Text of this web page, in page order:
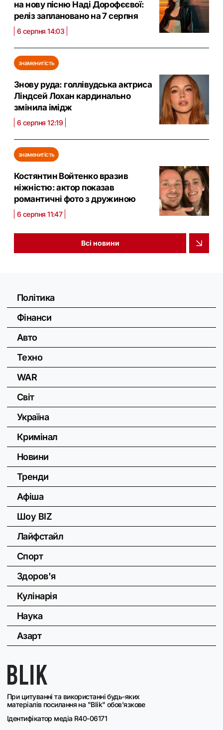
на нову пісню Наді Дорофєєвої:
реліз заплановано на 7 серпня
6 серпня 14:03
знаменитість
Знову руда: голлівудська актриса
Ліндсей Лохан кардинально
змінила імідж
6 серпня 12:19
знаменитість
Костянтин Войтенко вразив
ніжністю: актор показав
романтичні фото з дружиною
6 серпня 11:47
Всі новини
При цитуванні та використанні будь-яких
матеріалів посилання на "Blik" обов'язкове
Ідентифікатор медіа R40-06171
Політика
Фінанси
Авто
Техно
WAR
Світ
Україна
Кримінал
Новини
Тренди
Афіша
Шоу BIZ
Лайфстайл
Спорт
Здоров'я
Кулінарія
Наука
Азарт